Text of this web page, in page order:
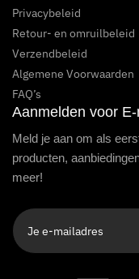
Privacybeleid
Retour- en omruilbeleid
Verzendbeleid
Algemene Voorwaarden
FAQ’s
Aanmelden voor
Meld je aan om als
producten,
meer!